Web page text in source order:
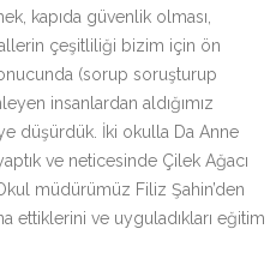
kapıda güvenlik olması,
çeşitliliği bizim için ön
(sorup soruşturup
insanlardan aldığımız
düşürdük. İki okulla Da Anne
ve neticesinde Çilek Ağacı
müdürümüz Filiz Şahin’den
ettiklerini ve uyguladıkları eğitim